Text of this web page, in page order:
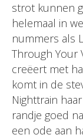
strot kunnen
helemaal in
nummers als
Through Your
creëert met
komt in de
Nighttrain
randje goed
een ode aan